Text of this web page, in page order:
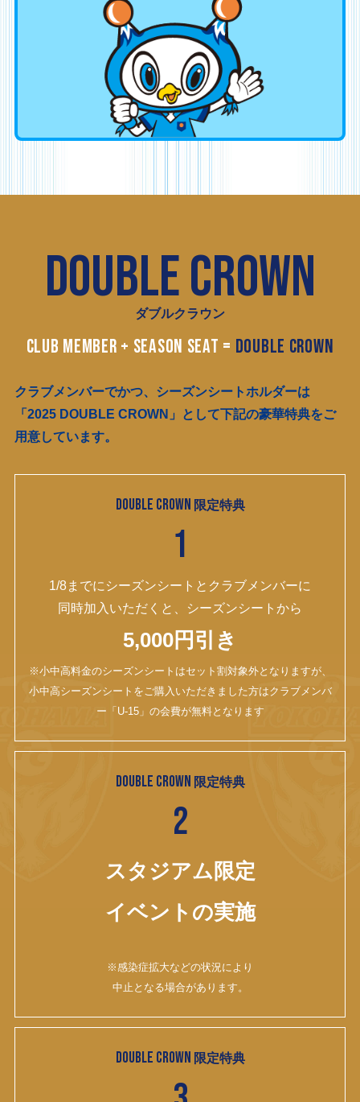
DOUBLE CROWN
ダブルクラウン
CLUB MEMBER + SEASON SEAT = DOUBLE CROWN
クラブメンバーでかつ、シーズンシートホルダーは
「2025 DOUBLE CROWN」として下記の豪華特典をご
用意しています。
DOUBLE CROWN 限定特典
1
1/8までにシーズンシートとクラブメンバーに
同時加入いただくと、シーズンシートから
5,000円引き
※小中高料金のシーズンシートはセット割対象外となりますが、
小中高シーズンシートをご購入いただきました方はクラブメンバ
ー「U-15」の会費が無料となります
DOUBLE CROWN 限定特典
2
スタジアム限定
イベントの実施
※感染症拡大などの状況により
中止となる場合があります。
DOUBLE CROWN 限定特典